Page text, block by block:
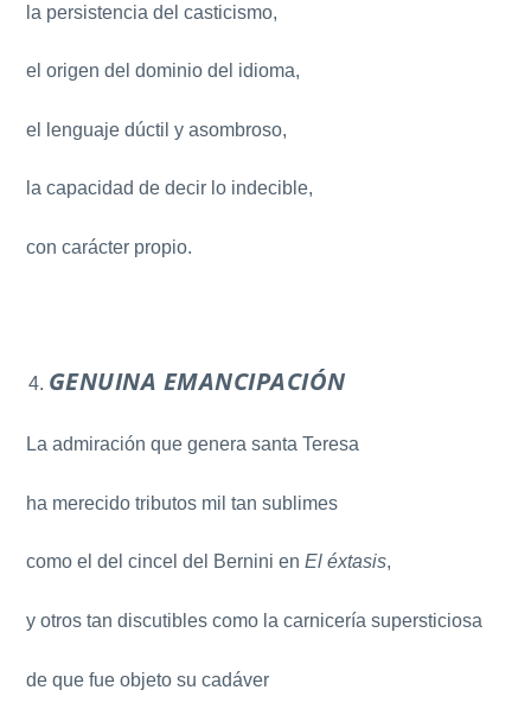
la persistencia del casticismo,
el origen del dominio del idioma,
el lenguaje dúctil y asombroso,
la capacidad de decir lo indecible,
con carácter propio.
GENUINA EMANCIPACIÓN
La admiración que genera santa Teresa
ha merecido tributos mil tan sublimes
como el del cincel del Bernini enEl éxtasis,
y otros tan discutibles como la carnicería supersticiosa
de que fue objeto su cadáver